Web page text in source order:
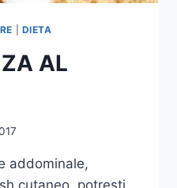
DIETA
AL
addominale,